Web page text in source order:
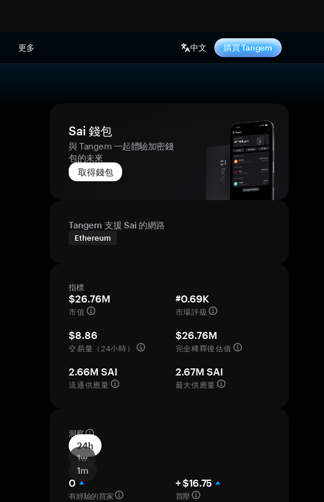
更多 中文 購買 Tangem
Sai 錢包
與 Tangem 一起體驗加密錢
包的未來
取得錢包
Tangem 支援 Sai 的網路
Ethereum
指標
$26.76M
市值
#0.69K
市場評級
$8.86
交易量（24小時）
$26.76M
完全稀釋後估值
2.66M SAI
流通供應量
2.67M SAI
最大供應量
洞察
24h
1w
1m
0
有經驗的買家
+ $16.75
買壓